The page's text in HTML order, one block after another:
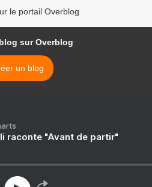
le portail Overblog
sur Overblog
un blog
raconte "Avant de partir"